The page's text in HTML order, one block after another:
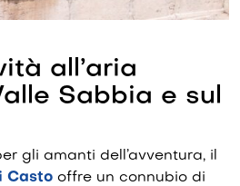
all’aria
Sabbia e sul
gli amanti dell’avventura, il
Casto offre un connubio di